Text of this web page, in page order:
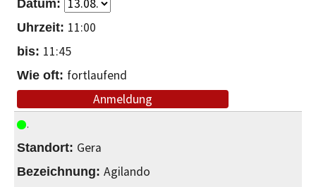
11:00
11:45
fortlaufend
Anmeldung
Gera
Agilando